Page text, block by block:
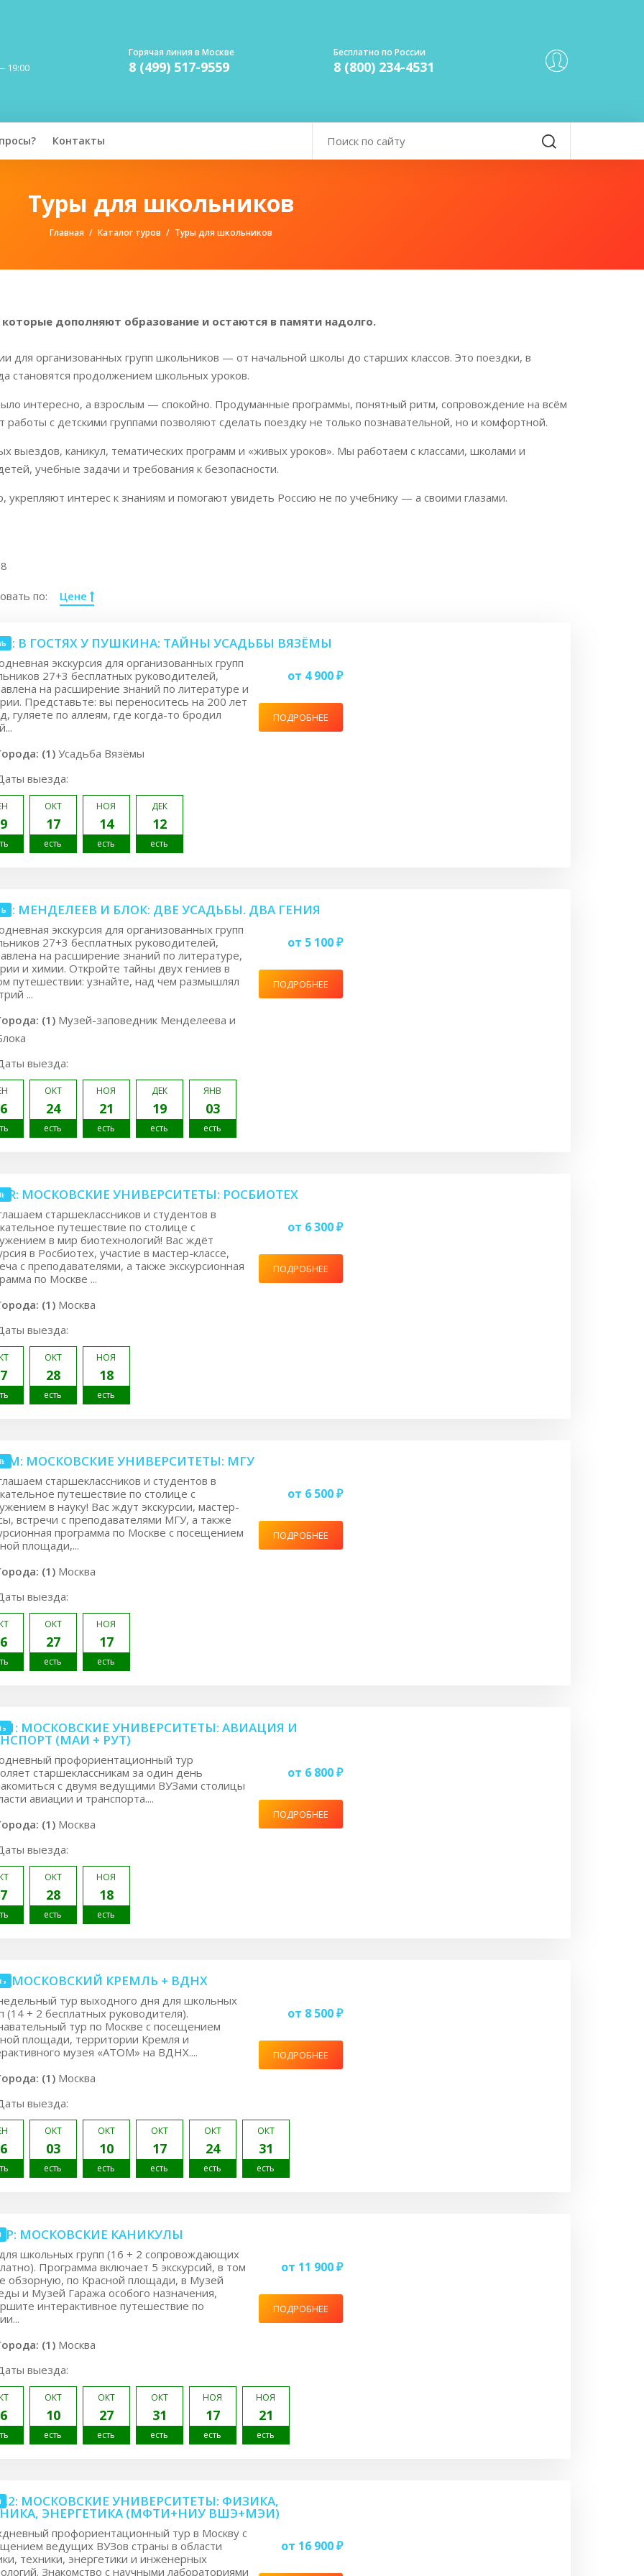
19:00
Горячая линия в Москве
8 (499) 517-9559
Бесплатно по России
8 (800) 234-4531
Контакты
Туры для школьников
Главная Каталог туров Туры для школьников
дополняют образование и остаются в памяти надолго.
для организованных групп школьников — от начальной школы до старших классов. Это поездки, в
становятся продолжением школьных уроков.
интересно, а взрослым — спокойно. Продуманные программы, понятный ритм, сопровождение на всём
с детскими группами позволяют сделать поездку не только познавательной, но и комфортной.
каникул, тематических программ и «живых уроков». Мы работаем с классами, школами и
учебные задачи и требования к безопасности.
интерес к знаниям и помогают увидеть Россию не по учебнику — а своими глазами.
по: Цене
В ГОСТЯХ У ПУШКИНА: ТАЙНЫ УСАДЬБЫ ВЯЗЁМЫ
экскурсия для организованных групп
27+3 бесплатных руководителей,
на расширение знаний по литературе и
Представьте: вы переноситесь на 200 лет
гуляете по аллеям, где когда-то бродил
(1) Усадьба Вязёмы
от 4 900 ₽
ПОДРОБНЕЕ
выезда:
ОКТ
17
есть
НОЯ
14
есть
ДЕК
12
есть
МЕНДЕЛЕЕВ И БЛОК: ДВЕ УСАДЬБЫ. ДВА ГЕНИЯ
экскурсия для организованных групп
27+3 бесплатных руководителей,
на расширение знаний по литературе,
и химии. Откройте тайны двух гениев в
путешествии: узнайте, над чем размышлял
...
(1) Музей-заповедник Менделеева и
от 5 100 ₽
ПОДРОБНЕЕ
выезда:
ОКТ
24
есть
НОЯ
21
есть
ДЕК
19
есть
ЯНВ
03
есть
МОСКОВСКИЕ УНИВЕРСИТЕТЫ: РОСБИОТЕХ
старшеклассников и студентов в
путешествие по столице с
в мир биотехнологий! Вас ждёт
в Росбиотех, участие в мастер-классе,
с преподавателями, а также экскурсионная
по Москве ...
(1) Москва
от 6 300 ₽
ПОДРОБНЕЕ
выезда:
ОКТ
28
есть
НОЯ
18
есть
МОСКОВСКИЕ УНИВЕРСИТЕТЫ: МГУ
старшеклассников и студентов в
путешествие по столице с
в науку! Вас ждут экскурсии, мастер-
встречи с преподавателями МГУ, а также
программа по Москве с посещением
площади,...
(1) Москва
от 6 500 ₽
ПОДРОБНЕЕ
выезда:
ОКТ
27
есть
НОЯ
17
есть
МОСКОВСКИЕ УНИВЕРСИТЕТЫ: АВИАЦИЯ И
(МАИ + РУТ)
профориентационный тур
старшеклассникам за один день
с двумя ведущими ВУЗами столицы
авиации и транспорта....
(1) Москва
от 6 800 ₽
ПОДРОБНЕЕ
выезда:
ОКТ
28
есть
НОЯ
18
есть
МОСКОВСКИЙ КРЕМЛЬ + ВДНХ
тур выходного дня для школьных
(14 + 2 бесплатных руководителя).
тур по Москве с посещением
площади, территории Кремля и
музея «АТОМ» на ВДНХ....
(1) Москва
от 8 500 ₽
ПОДРОБНЕЕ
выезда:
ОКТ
03
есть
ОКТ
10
есть
ОКТ
17
есть
ОКТ
24
есть
ОКТ
31
есть
МОСКОВСКИЕ КАНИКУЛЫ
школьных групп (16 + 2 сопровождающих
Программа включает 5 экскурсий, в том
обзорную, по Красной площади, в Музей
и Музей Гаража особого назначения,
интерактивное путешествие по
(1) Москва
от 11 900 ₽
ПОДРОБНЕЕ
выезда:
ОКТ
10
есть
ОКТ
27
есть
ОКТ
31
есть
НОЯ
17
есть
НОЯ
21
есть
МОСКОВСКИЕ УНИВЕРСИТЕТЫ: ФИЗИКА,
ЭНЕРГЕТИКА (МФТИ+НИУ ВШЭ+МЭИ)
профориентационный тур в Москву с
ведущих ВУЗов страны в области
техники, энергетики и инженерных
Знакомство с научными лабораториями
от 16 900 ₽